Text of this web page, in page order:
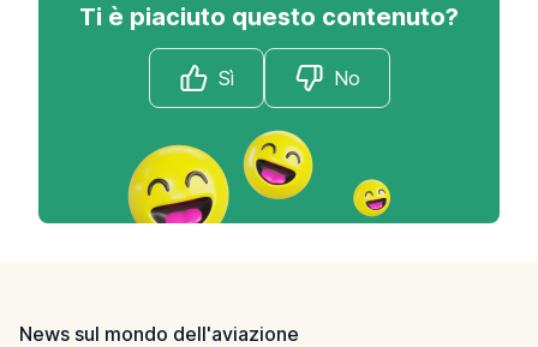
Ti è piaciuto questo contenuto?
Sì No
News sul mondo dell'aviazione